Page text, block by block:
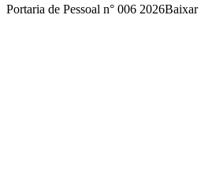
Portaria de Pessoal n° 006 2026Baixar